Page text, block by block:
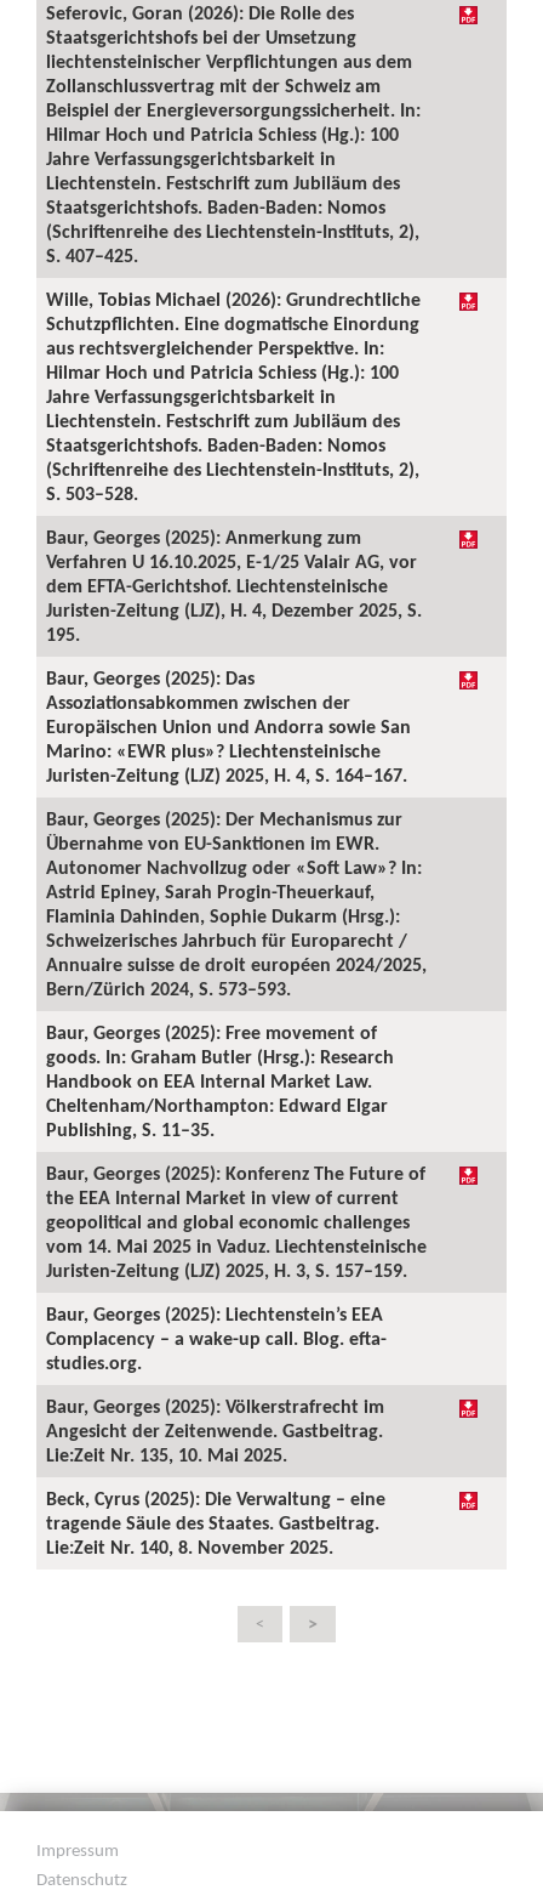
Seferovic, Goran (2026): Die Rolle des
Staatsgerichtshofs bei der Umsetzung
liechtensteinischer Verpflichtungen aus dem
Zollanschlussvertrag mit der Schweiz am
Beispiel der Energieversorgungssicherheit. In:
Hilmar Hoch und Patricia Schiess (Hg.): 100
Jahre Verfassungsgerichtsbarkeit in
Liechtenstein. Festschrift zum Jubiläum des
Staatsgerichtshofs. Baden-Baden: Nomos
(Schriftenreihe des Liechtenstein-Instituts, 2),
S. 407–425.
Wille, Tobias Michael (2026): Grundrechtliche
Schutzpflichten. Eine dogmatische Einordung
aus rechtsvergleichender Perspektive. In:
Hilmar Hoch und Patricia Schiess (Hg.): 100
Jahre Verfassungsgerichtsbarkeit in
Liechtenstein. Festschrift zum Jubiläum des
Staatsgerichtshofs. Baden-Baden: Nomos
(Schriftenreihe des Liechtenstein-Instituts, 2),
S. 503–528.
Baur, Georges (2025): Anmerkung zum
Verfahren U 16.10.2025, E-1/25 Valair AG, vor
dem EFTA-Gerichtshof. Liechtensteinische
Juristen-Zeitung (LJZ), H. 4, Dezember 2025, S.
195.
Baur, Georges (2025): Das
Assoziationsabkommen zwischen der
Europäischen Union und Andorra sowie San
Marino: «EWR plus»? Liechtensteinische
Juristen-Zeitung (LJZ) 2025, H. 4, S. 164–167.
Baur, Georges (2025): Der Mechanismus zur
Übernahme von EU-Sanktionen im EWR.
Autonomer Nachvollzug oder «Soft Law»? In:
Astrid Epiney, Sarah Progin-Theuerkauf,
Flaminia Dahinden, Sophie Dukarm (Hrsg.):
Schweizerisches Jahrbuch für Europarecht /
Annuaire suisse de droit européen 2024/2025,
Bern/Zürich 2024, S. 573–593.
Baur, Georges (2025): Free movement of
goods. In: Graham Butler (Hrsg.): Research
Handbook on EEA Internal Market Law.
Cheltenham/Northampton: Edward Elgar
Publishing, S. 11–35.
Baur, Georges (2025): Konferenz The Future of
the EEA Internal Market in view of current
geopolitical and global economic challenges
vom 14. Mai 2025 in Vaduz. Liechtensteinische
Juristen-Zeitung (LJZ) 2025, H. 3, S. 157–159.
Baur, Georges (2025): Liechtenstein’s EEA
Complacency – a wake-up call. Blog. efta-
studies.org.
Baur, Georges (2025): Völkerstrafrecht im
Angesicht der Zeitenwende. Gastbeitrag.
Lie:Zeit Nr. 135, 10. Mai 2025.
Beck, Cyrus (2025): Die Verwaltung – eine
tragende Säule des Staates. Gastbeitrag.
Lie:Zeit Nr. 140, 8. November 2025.
< >
Impressum
Datenschutz